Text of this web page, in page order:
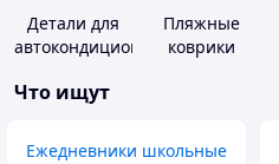
Детали для
автокондиционеров
Пляжные
коврики
Что ищут
Ежедневники школьные